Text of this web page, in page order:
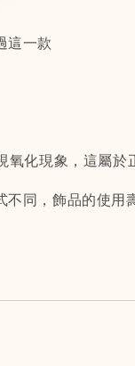
這一款
化現象，這屬於
不同，飾品的使用